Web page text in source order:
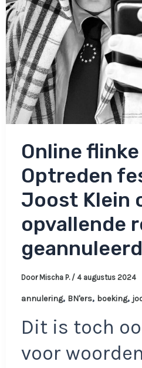
Online
Optreden
Joost Klein
opvallende
Door Mischa P. / 4 augustus 2024
annulering, BN'ers, boeking,
Dit is toch
voor